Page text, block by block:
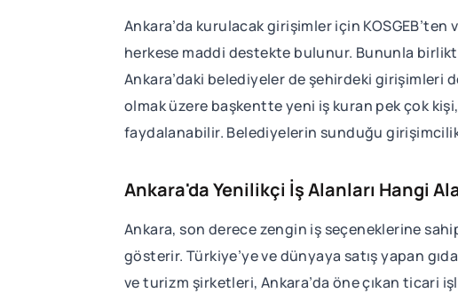
Ankara’da kurulacak girişimler için
herkese maddi destekte bulunur. Bununla
Ankara’daki belediyeler de şehirdeki girişimleri
olmak üzere başkentte yeni iş kuran pek çok
faydalanabilir. Belediyelerin sunduğu
Ankara'da Yenilikçi İş Alanları Hangi
Ankara, son derece zengin iş seçeneklerine
gösterir. Türkiye’ye ve dünyaya satış yapan
ve turizm şirketleri, Ankara’da öne çıkan ticari